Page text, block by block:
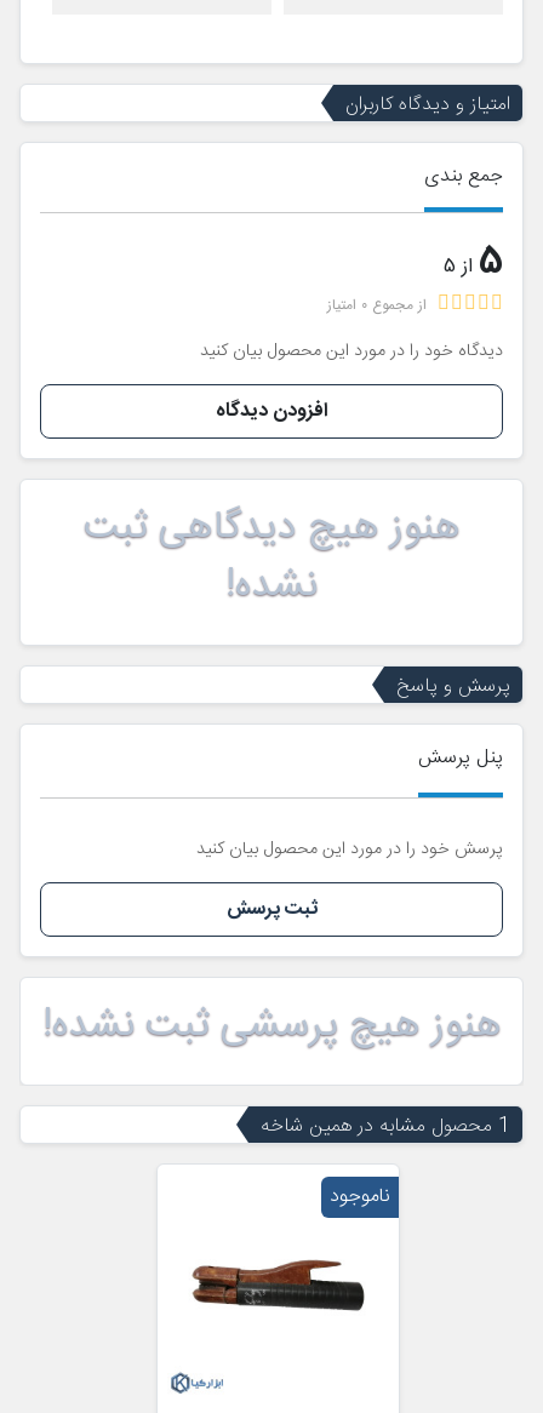
امتیاز و دیدگاه کاربران
جمع بندی
5 از 5
از مجموع 0 امتیاز
دیدگاه خود را در مورد این محصول بیان کنید
افزودن دیدگاه
هنوز هیچ دیدگاهی ثبت
نشده!
پرسش و پاسخ
پنل پرسش
پرسش خود را در مورد این محصول بیان کنید
ثبت پرسش
هنوز هیچ پرسشی ثبت نشده!
1 محصول مشابه در همین شاخه
ناموجود